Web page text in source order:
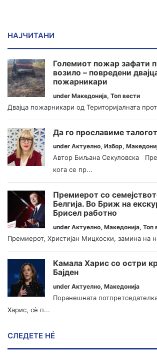
НАЈЧИТАНИ
Големиот пожар зафати
возило – повредени
пожарникари
under Македонија, Топ вести
Двајца пожарникари од Територијалната
Да го прославиме
under Актуелно, Избор,
Автор Биљана Секуловска
кога се пр...
Премиерот со
Белгија. Во Бриж на
Брисел работно
under Актуелно, Македонија, Топ
Премиерот, Христијан Мицкоски, замина на
Камала Харис со остри
Бајден
under Актуелно, Македонија
Поранешната
Харис, сè п...
СЛЕДЕТЕ НÉ